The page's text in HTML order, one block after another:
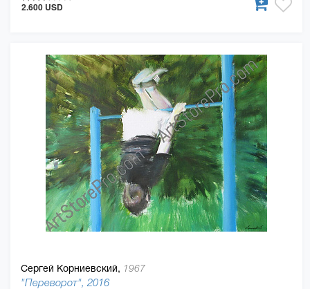
2.600 USD
Сергей Корниевский, 1967
"Переворот", 2016